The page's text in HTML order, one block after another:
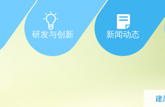
建
研发与创新 新闻动态